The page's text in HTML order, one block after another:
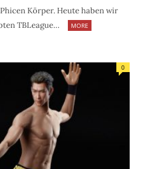
Körper. Heute haben wir
TBLeague…
MORE
0